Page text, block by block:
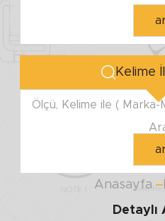
Kelime
Ölçü, Kelime ile ( Marka-
Anasayfa
Detaylı
YÜKSEKLİK
ölçü ile